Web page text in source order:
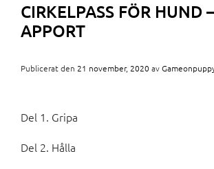
CIRKELPASS FÖR HUND
APPORT
Publicerat den 21 november, 2020 av
Del 1. Gripa
Del 2. Hålla